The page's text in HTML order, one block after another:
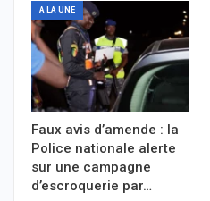
A LA UNE
Faux avis d’amende : la
Police nationale alerte
sur une campagne
d’escroquerie par…